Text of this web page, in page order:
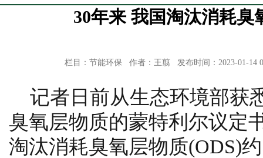
30年来 我国淘汰消耗臭
栏目：节能环保 作者：王翦 发布时间：2023-01-14
记者日前从生态环境部获
臭氧层物质的蒙特利尔议定
淘汰消耗臭氧层物质(ODS)